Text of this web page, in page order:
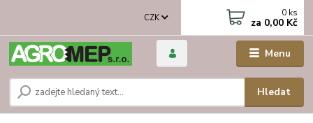
Menu
CZK
Hledat
0 ks
za 0,00 Kč